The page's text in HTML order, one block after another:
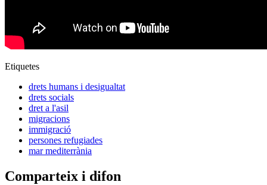
Etiquetes
drets humans i desigualtat
drets socials
dret a l'asil
migracions
immigració
persones refugiades
mar mediterrània
Comparteix i difon